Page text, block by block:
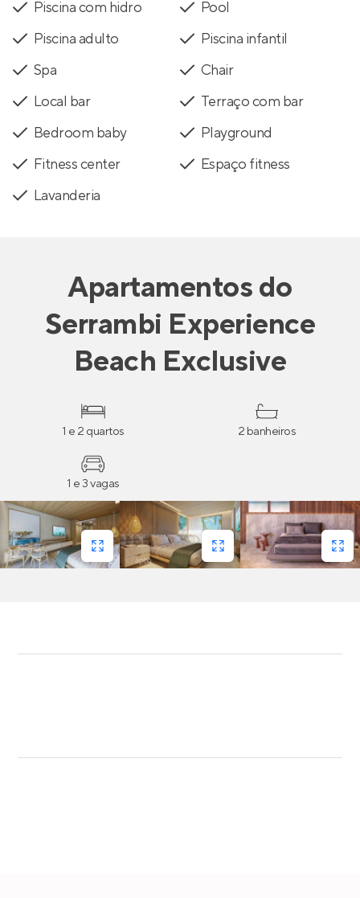
Piscina com hidro
Pool
Piscina adulto
Piscina infantil
Spa
Chair
Local bar
Terraço com bar
Bedroom baby
Playground
Fitness center
Espaço fitness
Lavanderia
Apartamentosdo
Serrambi Experience
Beach Exclusive
1 e 2 quartos 2 banheiros
1 e 3 vagas